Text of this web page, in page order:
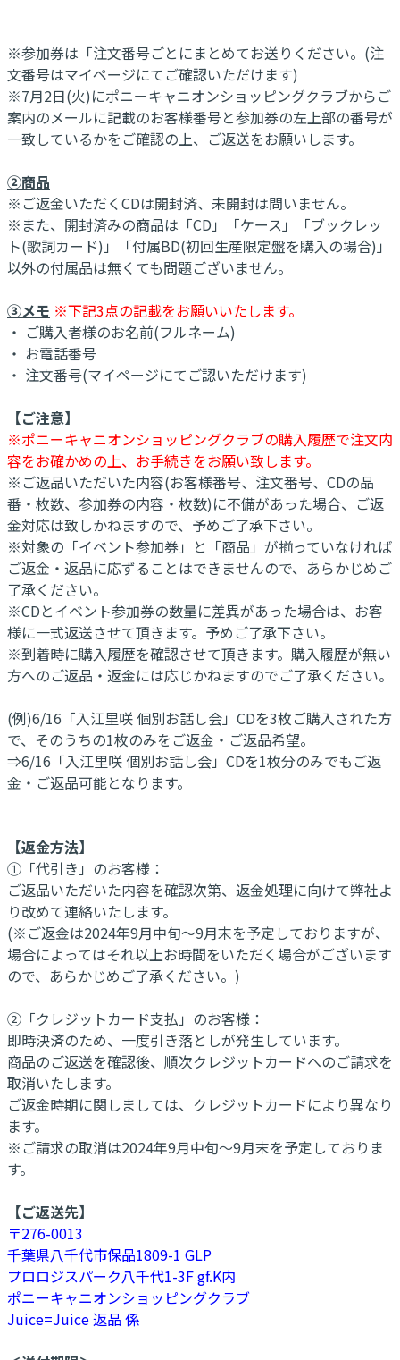
※参加券は「注文番号ごとにまとめてお送りください。(注
文番号はマイページにてご確認いただけます)
※7月2日(火)にポニーキャニオンショッピングクラブからご
案内のメールに記載のお客様番号と参加券の左上部の番号が
一致しているかをご確認の上、ご返送をお願いします。
②商品
※ご返金いただくCDは開封済、未開封は問いません。
※また、開封済みの商品は「CD」「ケース」「ブックレッ
ト(歌詞カード)」「付属BD(初回生産限定盤を購入の場合)」
以外の付属品は無くても問題ございません。
③メモ ※下記3点の記載をお願いいたします。
・ ご購入者様のお名前(フルネーム)
・ お電話番号
・ 注文番号(マイページにてご認いただけます)
【ご注意】
※ポニーキャニオンショッピングクラブの購入履歴で注文内
容をお確かめの上、お手続きをお願い致します。
※ご返品いただいた内容(お客様番号、注文番号、CDの品
番・枚数、参加券の内容・枚数)に不備があった場合、ご返
金対応は致しかねますので、予めご了承下さい。
※対象の「イベント参加券」と「商品」が揃っていなければ
ご返金・返品に応ずることはできませんので、あらかじめご
了承ください。
※CDとイベント参加券の数量に差異があった場合は、お客
様に一式返送させて頂きます。予めご了承下さい。
※到着時に購入履歴を確認させて頂きます。購入履歴が無い
方へのご返品・返金には応じかねますのでご了承ください。
(例)6/16「入江里咲 個別お話し会」CDを3枚ご購入された方
で、そのうちの1枚のみをご返金・ご返品希望。
⇒6/16「入江里咲 個別お話し会」CDを1枚分のみでもご返
金・ご返品可能となります。
【返金方法】
①「代引き」のお客様：
ご返品いただいた内容を確認次第、返金処理に向けて弊社よ
り改めて連絡いたします。
(※ご返金は2024年9月中旬～9月末を予定しておりますが、
場合によってはそれ以上お時間をいただく場合がございます
ので、あらかじめご了承ください。)
②「クレジットカード支払」のお客様：
即時決済のため、一度引き落としが発生しています。
商品のご返送を確認後、順次クレジットカードへのご請求を
取消いたします。
ご返金時期に関しましては、クレジットカードにより異なり
ます。
※ご請求の取消は2024年9月中旬～9月末を予定しておりま
す。
【ご返送先】
〒276-0013
千葉県八千代市保品1809-1 GLP
プロロジスパーク八千代1-3F gf.K内
ポニーキャニオンショッピングクラブ
Juice=Juice 返品 係